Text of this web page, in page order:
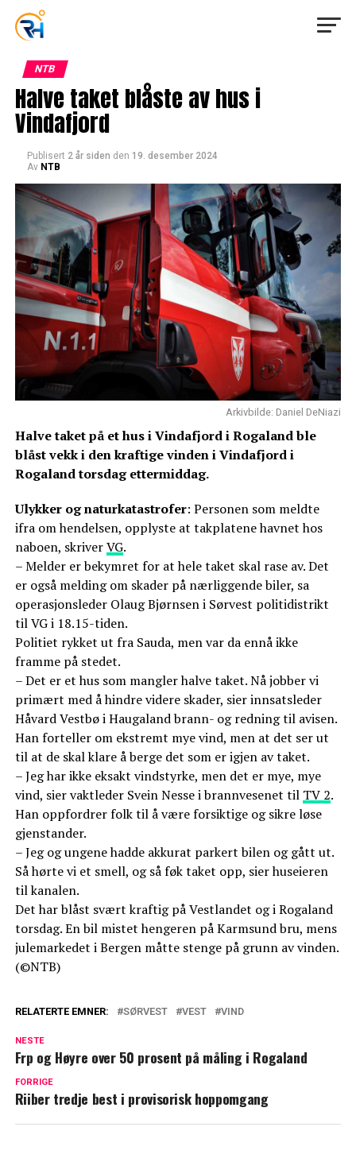
NTB
Halve taket blåste av hus i
Vindafjord
Publisert 2 år siden den 19. desember 2024
Av NTB
Arkivbilde: Daniel DeNiazi
Halve taket på et hus i Vindafjord i Rogaland ble
blåst vekk i den kraftige vinden i Vindafjord i
Rogaland torsdag ettermiddag.
Ulykker og naturkatastrofer: Personen som meldte
ifra om hendelsen, opplyste at takplatene havnet hos
naboen, skriverVG.
– Melder er bekymret for at hele taket skal rase av. Det
er også melding om skader på nærliggende biler, sa
operasjonsleder Olaug Bjørnsen i Sørvest politidistrikt
til VG i 18.15-tiden.
Politiet rykket ut fra Sauda, men var da ennå ikke
framme på stedet.
– Det er et hus som mangler halve taket. Nå jobber vi
primært med å hindre videre skader, sier innsatsleder
Håvard Vestbø i Haugaland brann- og redning til avisen.
Han forteller om ekstremt mye vind, men at det ser ut
til at de skal klare å berge det som er igjen av taket.
– Jeg har ikke eksakt vindstyrke, men det er mye, mye
vind, sier vaktleder Svein Nesse i brannvesenet til TV 2.
Han oppfordrer folk til å være forsiktige og sikre løse
gjenstander.
– Jeg og ungene hadde akkurat parkert bilen og gått ut.
Så hørte vi et smell, og så føk taket opp, sier huseieren
til kanalen.
Det har blåst svært kraftig på Vestlandet og i Rogaland
torsdag. En bil mistet hengeren på Karmsund bru, mens
julemarkedet i Bergen måtte stenge på grunn av vinden.
(©NTB)
RELATERTE EMNER: SØRVEST VEST VIND
NESTE
Frp og Høyre over 50 prosent på måling i Rogaland
FORRIGE
Riiber tredje best i provisorisk hoppomgang